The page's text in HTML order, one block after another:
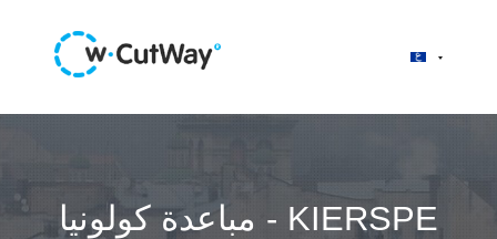
مباعدة كولونيا - KIERSPE